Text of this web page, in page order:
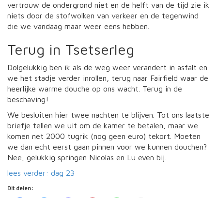
vertrouw de ondergrond niet en de helft van de tijd zie ik
niets door de stofwolken van verkeer en de tegenwind
die we vandaag maar weer eens hebben.
Terug in Tsetserleg
Dolgelukkig ben ik als de weg weer verandert in asfalt en
we het stadje verder inrollen, terug naar Fairfield waar de
heerlijke warme douche op ons wacht. Terug in de
beschaving!
We besluiten hier twee nachten te blijven. Tot ons laatste
briefje tellen we uit om de kamer te betalen, maar we
komen net 2000 tugrik (nog geen euro) tekort. Moeten
we dan echt eerst gaan pinnen voor we kunnen douchen?
Nee, gelukkig springen Nicolas en Lu even bij.
lees verder: dag 23
Dit delen: